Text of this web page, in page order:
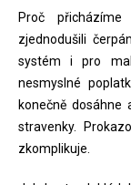
Proč
zjednodušili
systém i pro
nesmyslné
konečně
stravenky.
zkomplikuje.